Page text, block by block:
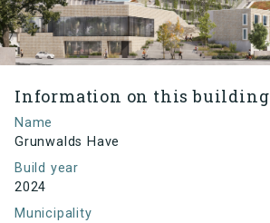
Information on this building
Name
Grunwalds Have
Build year
2024
Municipality